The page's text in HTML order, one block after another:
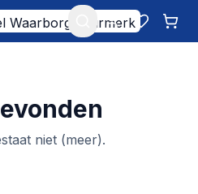
Mijn account
niet (meer).